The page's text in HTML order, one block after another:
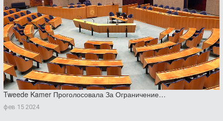
Tweede Kamer Проголосовала За Ограничение…
фев 15 2024